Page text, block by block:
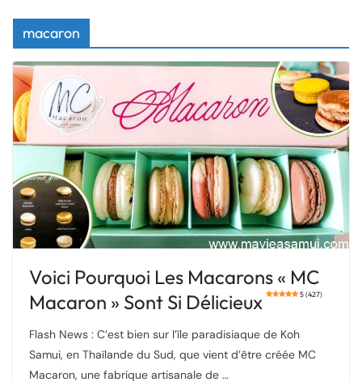
macaron
Voici Pourquoi Les Macarons « MC
Macaron » Sont Si Délicieux
5 (427)
Flash News : C’est bien sur l’île paradisiaque de Koh
Samui, en Thaïlande du Sud, que vient d’être créée MC
Macaron, une fabrique artisanale de …